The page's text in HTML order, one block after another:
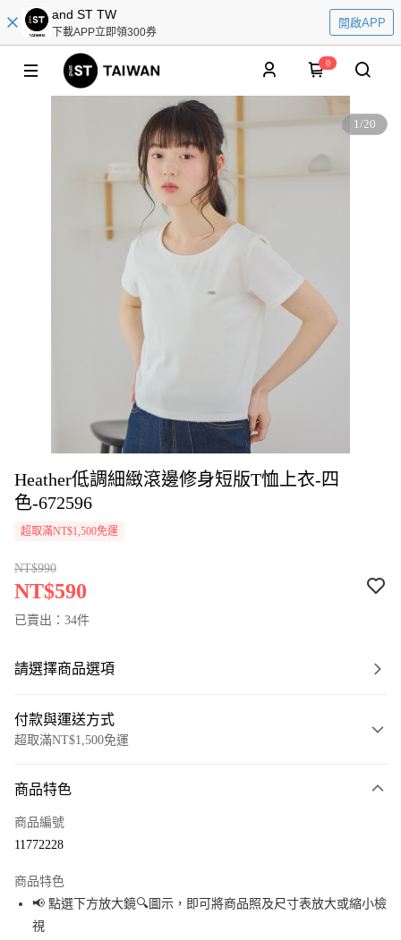
and ST TW
下載APP立即領300券
開啟APP
0
1/20
Heather低調細緻滾邊修身短版T恤上衣-四
色-672596
超取滿NT$1,500免運
NT$990
NT$590
已賣出：34件
請選擇商品選項
付款與運送方式
超取滿NT$1,500免運
信用卡一次付款
Apple Pay
街口支付
商品特色
商品編號
11772228
商品特色
📢 點選下方放大鏡🔍圖示，即可將商品照及尺寸表放大或縮小檢
視